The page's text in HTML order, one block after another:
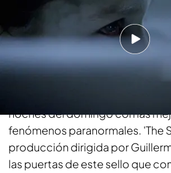
Compartir
Atrévete a entrar en la 'terror
noches del domingo con las
fenómenos paranormales. 'The
producción dirigida por
las puertas de este sello que